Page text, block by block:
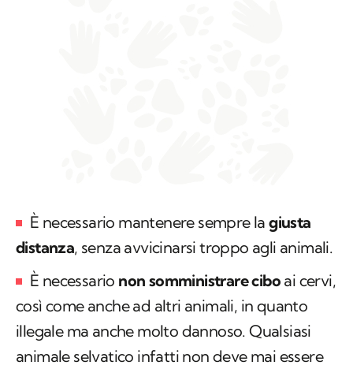
È necessario mantenere sempre lagiusta
distanza, senza avvicinarsi troppo agli animali.
È necessario non somministrare cibo ai cervi,
così come anche ad altri animali, in quanto
illegale ma anche molto dannoso. Qualsiasi
animale selvatico infatti non deve mai essere